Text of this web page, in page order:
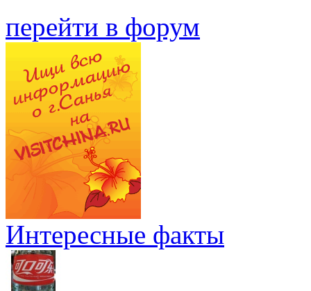
перейти в форум
Интересные факты